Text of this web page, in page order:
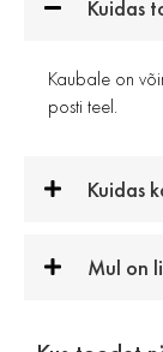
Kuidas
Kaubale on
posti teel.
Kuidas
Mul on